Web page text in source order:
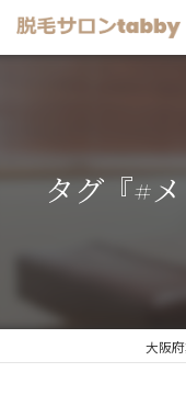
タグ『#
大阪